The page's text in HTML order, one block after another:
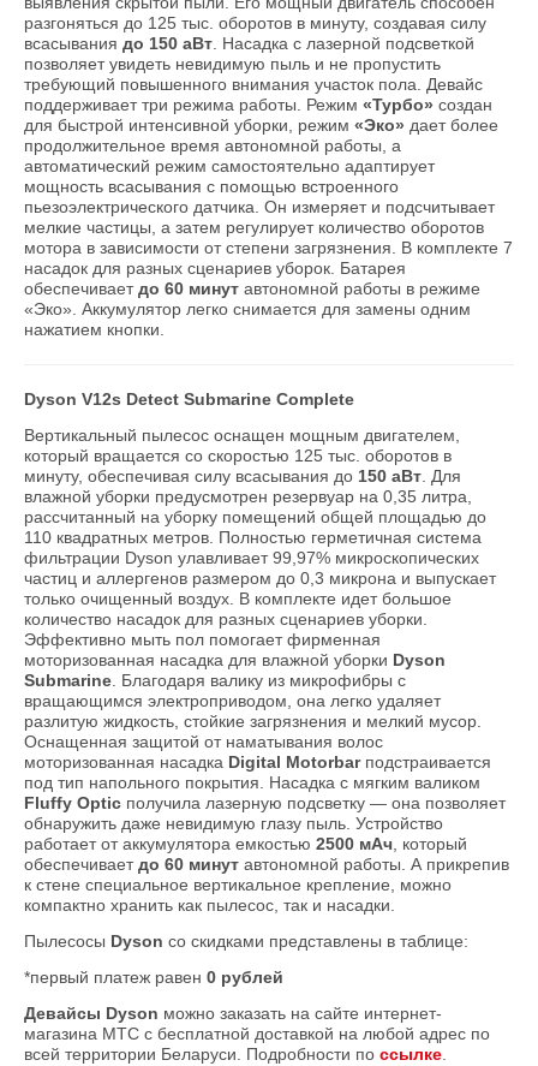
разгоняться до 125 тыс. оборотов в минуту, создавая силу
всасывания до 150 аВт. Насадка с лазерной подсветкой
позволяет увидеть невидимую пыль и не пропустить
требующий повышенного внимания участок пола. Девайс
поддерживает три режима работы. Режим «Турбо» создан
для быстрой интенсивной уборки, режим «Эко» дает более
продолжительное время автономной работы, а
автоматический режим самостоятельно адаптирует
мощность всасывания с помощью встроенного
пьезоэлектрического датчика. Он измеряет и подсчитывает
мелкие частицы, а затем регулирует количество оборотов
мотора в зависимости от степени загрязнения. В комплекте 7
насадок для разных сценариев уборок. Батарея
обеспечиваетдо 60 минут автономной работы в режиме
«Эко». Аккумулятор легко снимается для замены одним
нажатием кнопки.
Dyson V12s Detect Submarine Complete
Вертикальный пылесос оснащен мощным двигателем,
который вращается со скоростью 125 тыс. оборотов в
минуту, обеспечивая силу всасывания до 150 аВт. Для
влажной уборки предусмотрен резервуар на 0,35 литра,
рассчитанный на уборку помещений общей площадью до
110 квадратных метров. Полностью герметичная система
фильтрации Dyson улавливает 99,97% микроскопических
частиц и аллергенов размером до 0,3 микрона и выпускает
только очищенный воздух. В комплекте идет большое
количество насадок для разных сценариев уборки.
Эффективно мыть пол помогает фирменная
моторизованная насадка для влажной уборки Dyson
Submarine. Благодаря валику из микрофибры с
вращающимся электроприводом, она легко удаляет
разлитую жидкость, стойкие загрязнения и мелкий мусор.
Оснащенная защитой от наматывания волос
моторизованная насадка Digital Motorbarподстраивается
под тип напольного покрытия. Насадка с мягким валиком
Fluffy Optic получила лазерную подсветку — она позволяет
обнаружить даже невидимую глазу пыль. Устройство
работает от аккумулятора емкостью 2500 мАч, который
обеспечиваетдо 60 минут автономной работы. А прикрепив
к стене специальное вертикальное крепление, можно
компактно хранить как пылесос, так и насадки.
Пылесосы Dyson со скидками представлены в таблице:
*первый платеж равен 0 рублей
Девайсы Dyson можно заказать на сайте интернет-
магазина МТС с бесплатной доставкой на любой адрес по
всей территории Беларуси. Подробности по ссылке.